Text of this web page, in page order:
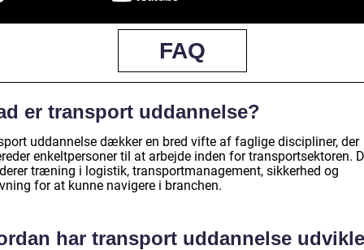
FAQ
er transport uddannelse?
uddannelse dækker en bred vifte af faglige discipliner, der
enkeltpersoner til at arbejde inden for transportsektoren.
træning i logistik, transportmanagement, sikkerhed og
for at kunne navigere i branchen.
har transport uddannelse